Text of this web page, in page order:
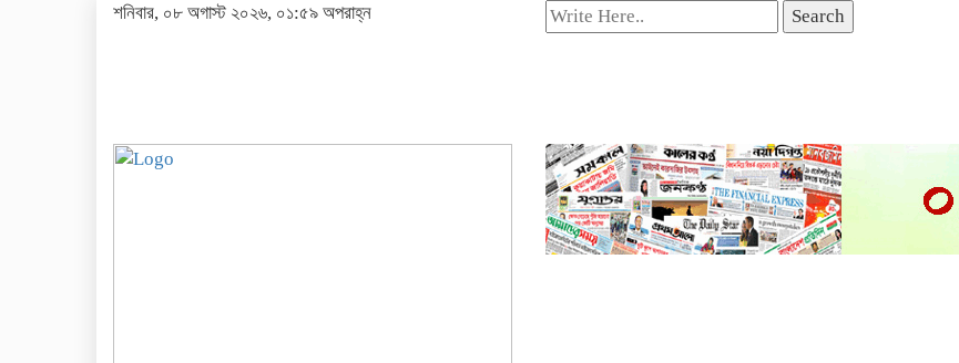
শনিবার, ০৮ অগাস্ট ২০২৬, ০১:৫৯ অপরাহ্ন Search